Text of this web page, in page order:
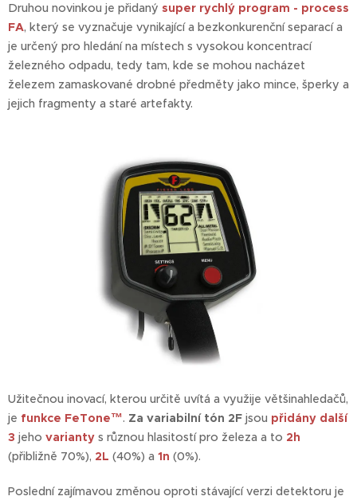
Druhou novinkou je přidaný super rychlý program - process
FA, který se vyznačuje vynikající a bezkonkurenční separací a
je určený pro hledání na místech s vysokou koncentrací
železného odpadu, tedy tam, kde se mohou nacházet
železem zamaskované drobné předměty jako mince, šperky a
jejich fragmenty a staré artefakty.
Užitečnou inovací, kterou určitě uvítá a využije většinahledačů,
je funkce FeTone™. Za variabilní tón 2F jsou přidány další
3 jeho varianty s různou hlasitostí pro železa a to 2h
(přibližně 70%), 2L (40%) a 1n (0%).
Poslední zajímavou změnou oproti stávající verzi detektoru je